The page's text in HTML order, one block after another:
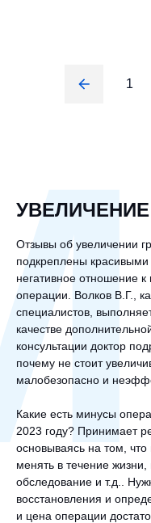
1
Отзывы об увеличении
подкреплены
негативное отношение к
операции. Волков В.Г.,
специалистов,
качестве
консультации доктор
почему не стоит
малобезопасно и
Какие есть минусы
2023 году? Принимает
основываясь на том,
менять в течение
обследование и т.д..
восстановления и
и цена операции